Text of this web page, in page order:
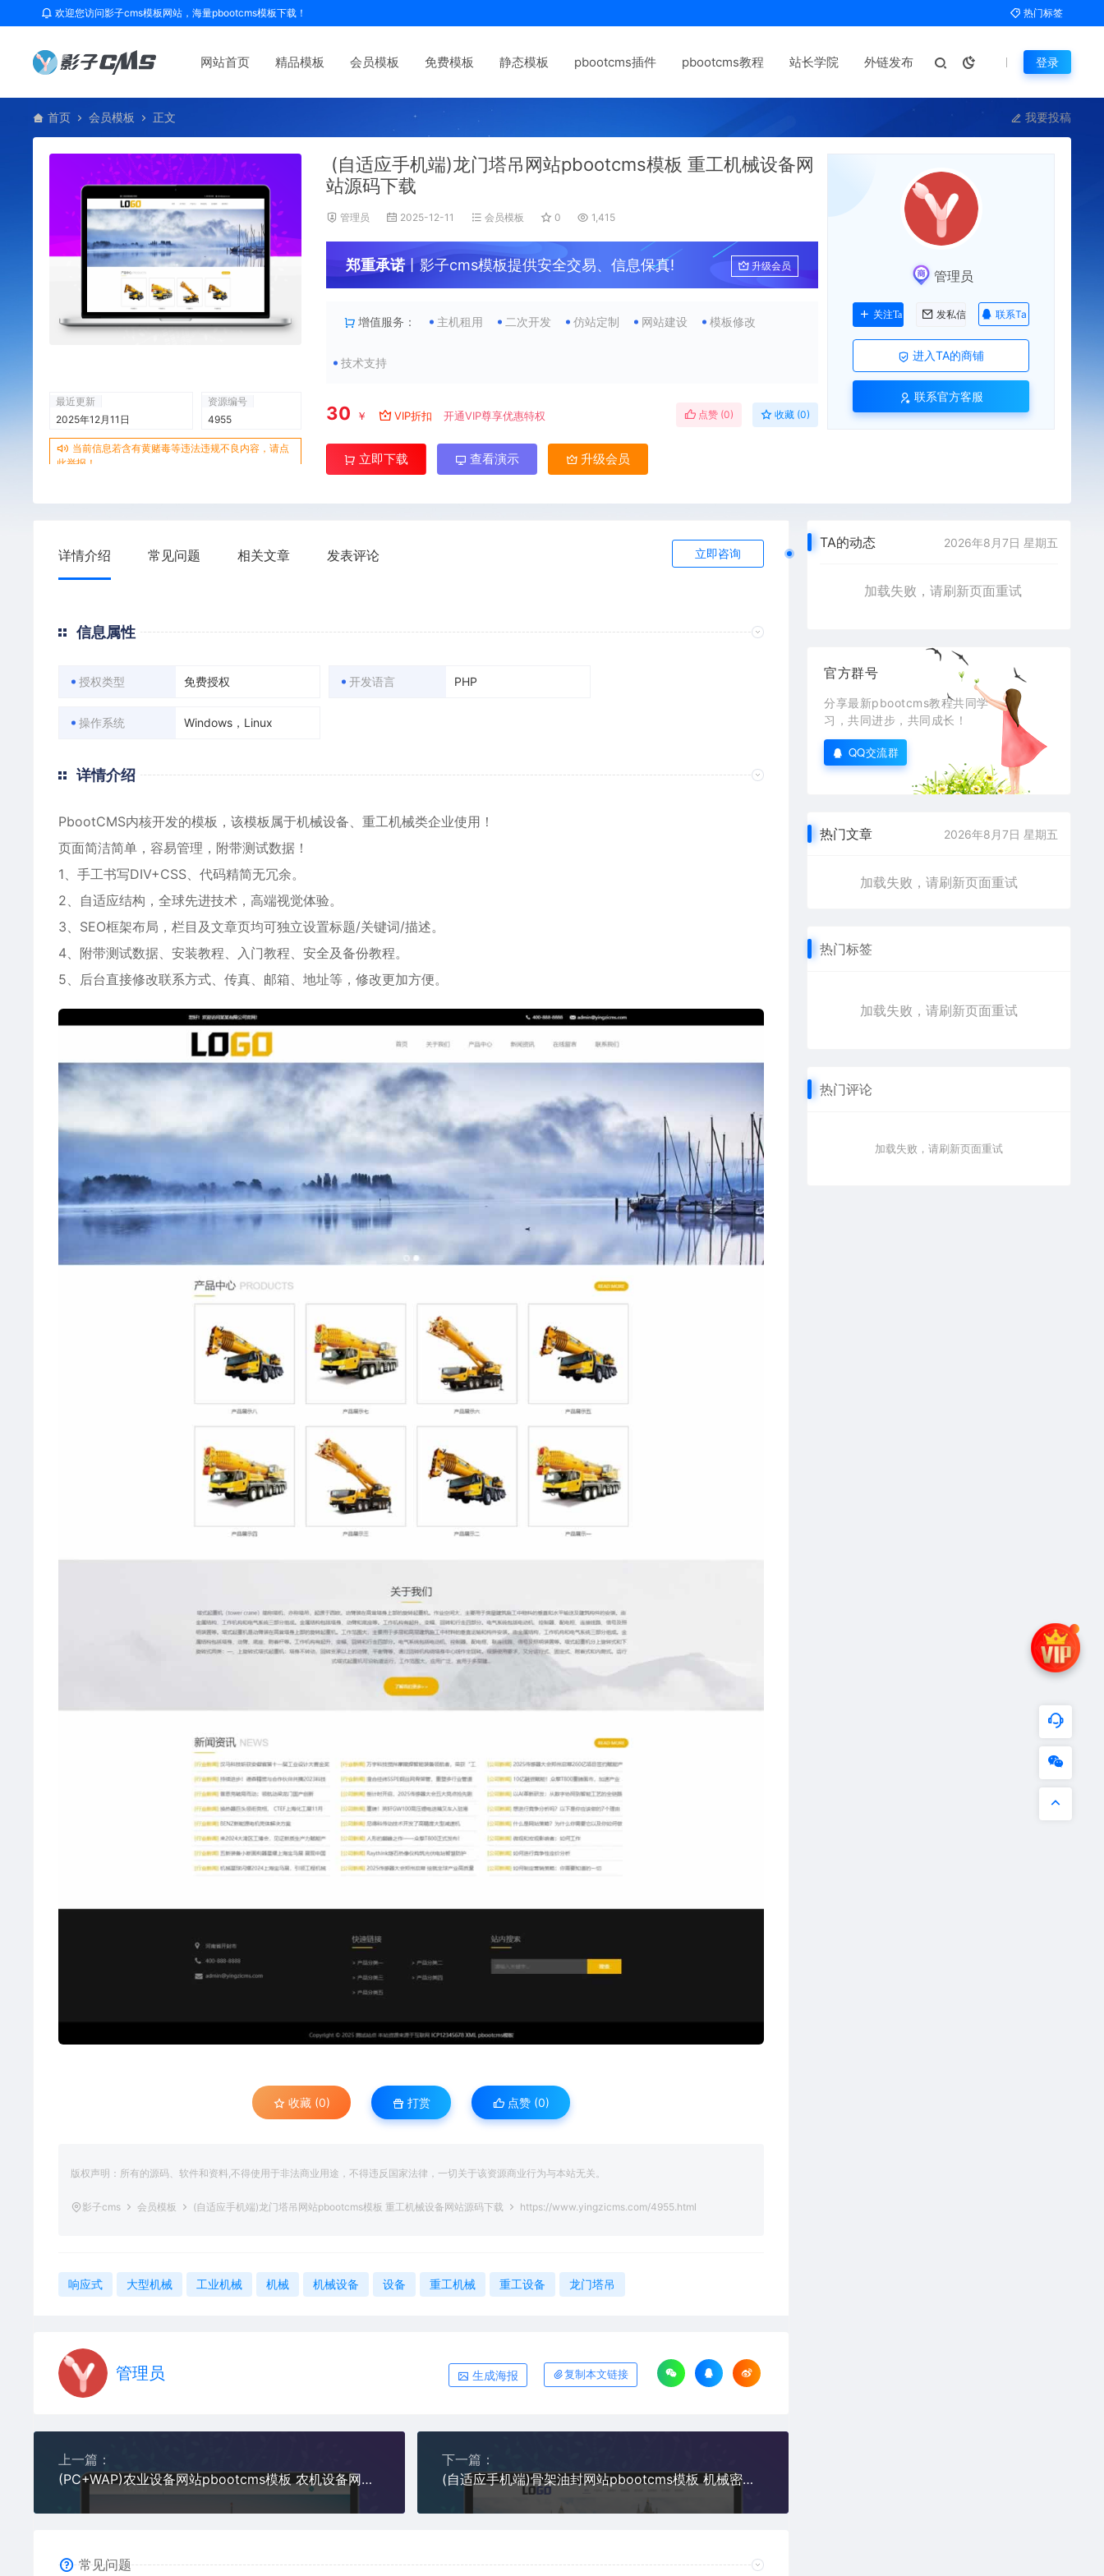
欢迎您访问影子cms模板网站，海量pbootcms模板下载！ 热门标签
网站首页 精品模板 会员模板 免费模板 静态模板 pbootcms插件 pbootcms教程 站长学院 外链发布 登录
首页 会员模板 正文 我要投稿
最近更新
2025年12月11日
资源编号
4955
当前信息若含有黄赌毒等违法违规不良内容，请点
此举报！
(自适应手机端)龙门塔吊网站pbootcms模板 重工机械设备网
站源码下载
管理员 2025-12-11 会员模板 0 1,415
郑重承诺丨影子cms模板提供安全交易、信息保真! 升级会员
增值服务： 主机租用 二次开发 仿站定制 网站建设 模板修改
技术支持
30 ￥ VIP折扣 开通VIP尊享优惠特权 点赞 (0) 收藏 (0)
立即下载 查看演示 升级会员
管理员
关注Ta 发私信 联系Ta
进入TA的商铺
联系官方客服
详情介绍 常见问题 相关文章 发表评论 立即咨询
信息属性
授权类型 免费授权 开发语言 PHP
操作系统 Windows，Linux
详情介绍
PbootCMS内核开发的模板，该模板属于机械设备、 重工机械类企业使用！
页面简洁简单，容易管理，附带测试数据！
1、手工书写DIV+CSS、代码精简无冗余。
2、自适应结构，全球先进技术，高端视觉体验。
3、SEO框架布局，栏目及文章页均可独立设置标题/关键词/描述。
4、附带测试数据、安装教程、入门教程、安全及备份教程。
5、后台直接修改联系方式、传真、邮箱、地址等，修改更加方便。
收藏 (0) 打赏 点赞 (0)
版权声明：所有的源码、软件和资料,不得使用于非法商业用途，不得违反国家法律，一切关于该资源商业行为与本站无关。
影子cms 会员模板 (自适应手机端)龙门塔吊网站pbootcms模板 重工机械设备网站源码下载 https://www.yingzicms.com/4955.html
响应式 大型机械 工业机械 机械 机械设备 设备 重工机械 重工设备 龙门塔吊
管理员 生成海报 复制本文链接
上一篇：
(PC+WAP)农业设备网站pbootcms模板 农机设备网站源码下载
下一篇：
(自适应手机端)骨架油封网站pbootcms模板 机械密封件网站源码下载
常见问题
TA的动态 2026年8月7日 星期五
加载失败，请刷新页面重试
官方群号
分享最新pbootcms教程共同学
习，共同进步，共同成长！
QQ交流群
热门文章 2026年8月7日 星期五
加载失败，请刷新页面重试
热门标签
加载失败，请刷新页面重试
热门评论
加载失败，请刷新页面重试